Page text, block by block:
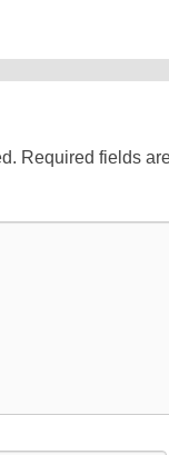
Required fields